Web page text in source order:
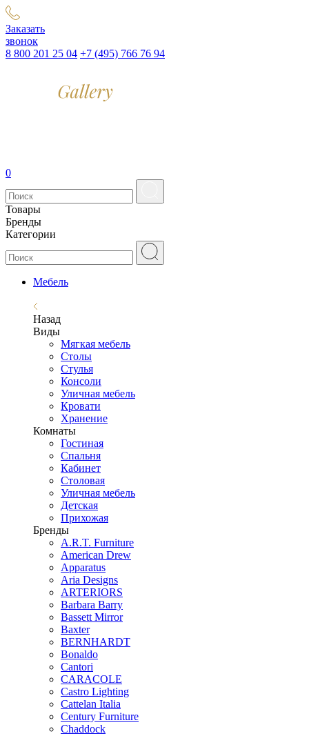
Заказать
звонок
8 800 201 25 04 +7 (495) 766 76 94
0
Товары
Бренды
Категории
Мебель
Назад
Виды
Мягкая мебель
Столы
Стулья
Консоли
Уличная мебель
Кровати
Хранение
Комнаты
Гостиная
Спальня
Кабинет
Столовая
Уличная мебель
Детская
Прихожая
Бренды
A.R.T. Furniture
American Drew
Apparatus
Aria Designs
ARTERIORS
Barbara Barry
Bassett Mirror
Baxter
BERNHARDT
Bonaldo
Cantori
CARACOLE
Castro Lighting
Cattelan Italia
Century Furniture
Chaddock